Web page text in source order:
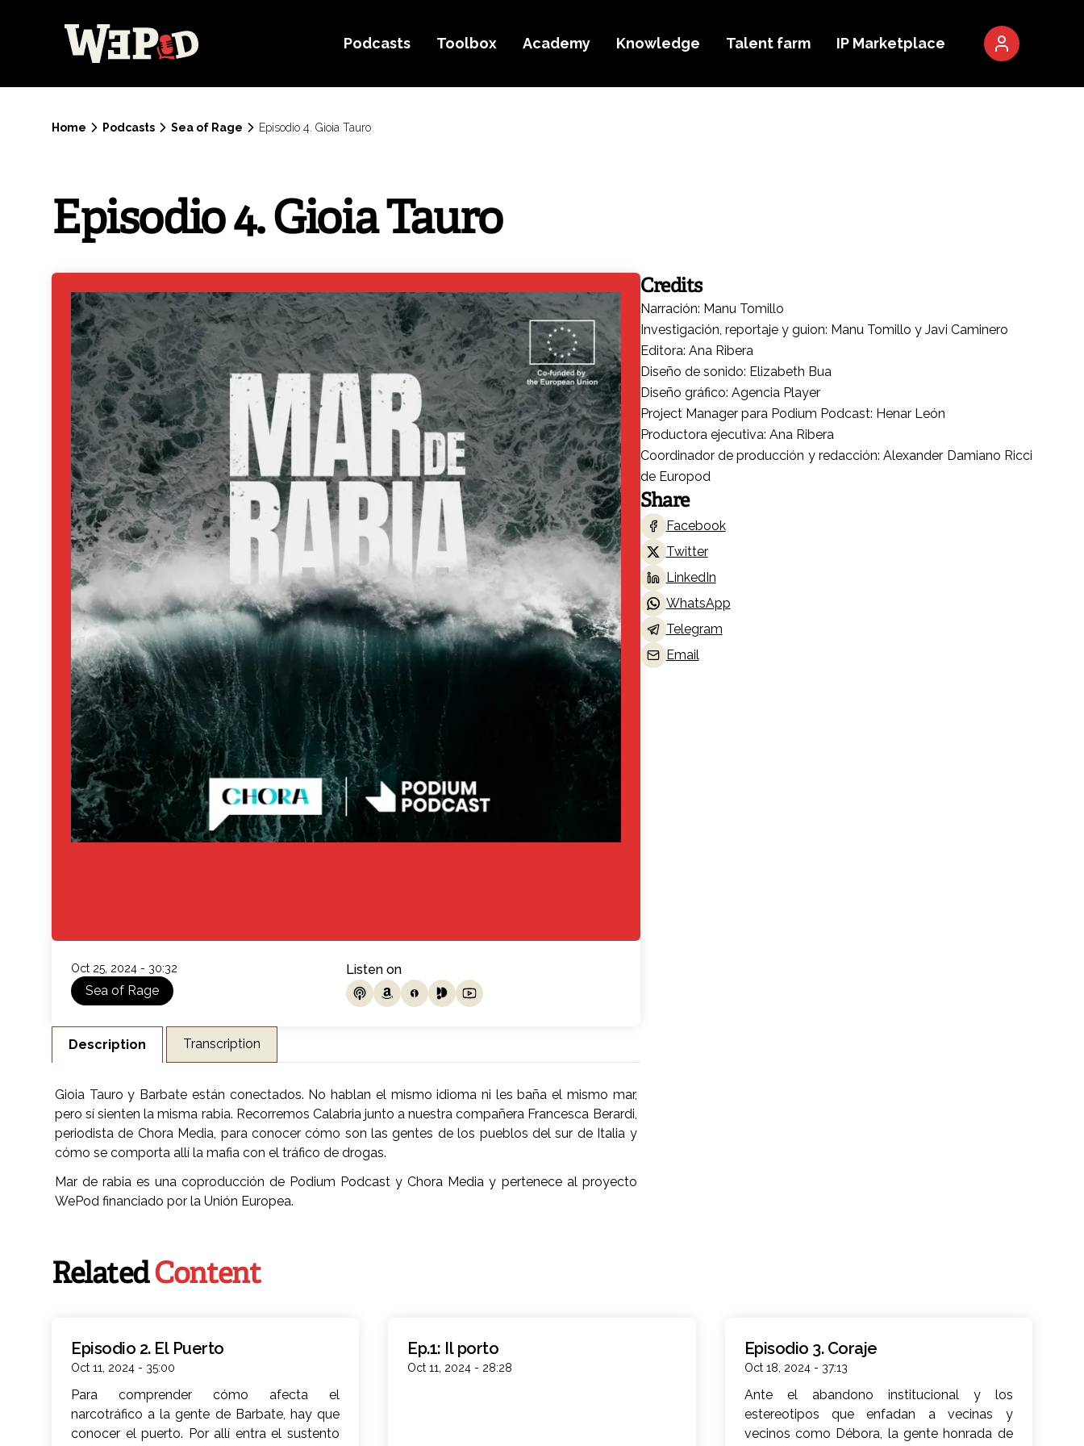
Podcasts Toolbox Academy Knowledge Talent farm IP Marketplace
Home Podcasts Sea of Rage Episodio 4. Gioia Tauro
Episodio 4. Gioia Tauro
Oct 25, 2024 - 30:32
Sea of Rage
Listen on
Listen on itunes
Listen on amazon music
Listen on ivoox
Listen on podimo
Listen on youtube
Description Transcription
Gioia Tauro y Barbate están conectados. No hablan el mismo idioma ni les baña el mismo mar,
pero sí sienten la misma rabia. Recorremos Calabria junto a nuestra compañera Francesca Berardi,
periodista de Chora Media, para conocer cómo son las gentes de los pueblos del sur de Italia y
cómo se comporta allí la mafia con el tráfico de drogas.
Mar de rabia es una coproducción de Podium Podcast y Chora Media y pertenece al proyecto
WePod financiado por la Unión Europea.
Credits
Narración: Manu Tomillo
Investigación, reportaje y guion: Manu Tomillo y Javi Caminero
Editora: Ana Ribera
Diseño de sonido: Elizabeth Bua
Diseño gráfico: Agencia Player
Project Manager para Podium Podcast: Henar León
Productora ejecutiva: Ana Ribera
Coordinador de producción y redacción: Alexander Damiano Ricci
de Europod
Share
Facebook
Twitter
LinkedIn
WhatsApp
Telegram
Email
RelatedContent
Episodio 2. El Puerto
Oct 11, 2024 - 35:00
Para comprender cómo afecta el
narcotráfico a la gente de Barbate, hay que
conocer el puerto. Por allí entra el sustento
Ep.1: Il porto
Oct 11, 2024 - 28:28
Episodio 3. Coraje
Oct 18, 2024 - 37:13
Ante el abandono institucional y los
estereotipos que enfadan a vecinas y
vecinos como Débora, la gente honrada de